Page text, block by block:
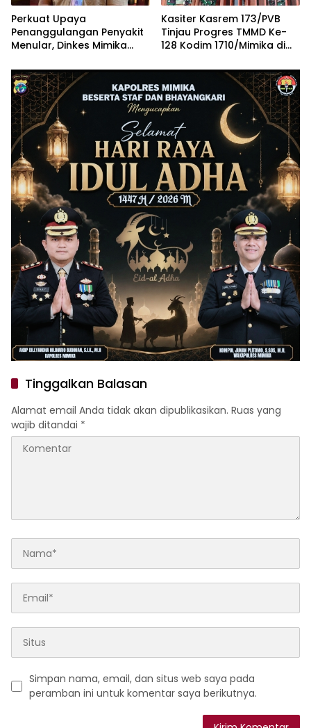
Perkuat Upaya
Penanggulangan Penyakit
Menular, Dinkes Mimika
Kasiter Kasrem 173/PVB
Tinjau Progres TMMD Ke-
128 Kodim 1710/Mimika di
Tinggalkan Balasan
Alamat email Anda tidak akan dipublikasikan. Ruas yang
wajib ditandai *
Simpan nama, email, dan situs web saya pada
peramban ini untuk komentar saya berikutnya.